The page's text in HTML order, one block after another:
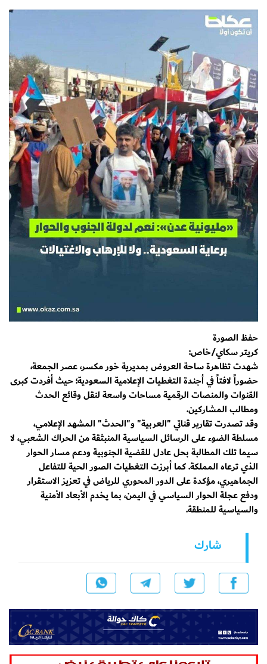
حفظ الصورة
كريتر سكاي/خاص:
شهدت تظاهرة ساحة العروض بمديرية خور مكسر، عصر الجمعة،
حضوراً لافتاً في أجندة التغطيات الإعلامية السعودية؛ حيث أفردت كبرى
القنوات والمنصات الرقمية مساحات واسعة لنقل وقائع الحدث
ومطالب المشاركين.
​وقد تصدرت تقارير قناتي "العربية" و"الحدث" المشهد الإعلامي،
مسلطة الضوء على الرسائل السياسية المنبثقة من الحراك الشعبي، لا
سيما تلك المطالبة بحل عادل للقضية الجنوبية ودعم مسار الحوار
الذي ترعاه المملكة. كما أبرزت التغطيات الصور الحية للتفاعل
الجماهيري، مؤكدة على الدور المحوري للرياض في تعزيز الاستقرار
ودفع عجلة الحوار السياسي في اليمن، بما يخدم الأبعاد الأمنية
والسياسية للمنطقة.
شارك